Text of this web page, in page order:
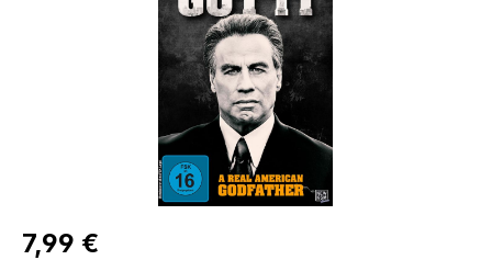
Regulärer Preis:
7,99 €